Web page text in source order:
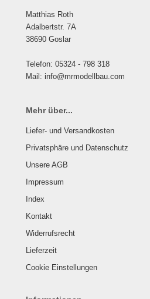
Matthias Roth
Adalbertstr. 7A
38690 Goslar
Telefon: 05324 - 798 318
Mail: info@mrmodellbau.com
Mehr über...
Liefer- und Versandkosten
Privatsphäre und Datenschutz
Unsere AGB
Impressum
Index
Kontakt
Widerrufsrecht
Lieferzeit
Cookie Einstellungen